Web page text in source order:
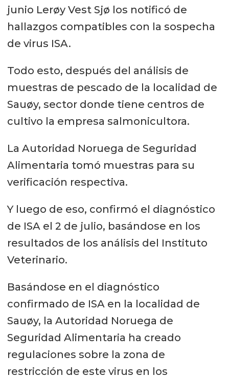
junio Lerøy Vest Sjø los notificó de
hallazgos compatibles con la sospecha
de virus ISA.
Todo esto, después del análisis de
muestras de pescado de la localidad de
Sauøy, sector donde tiene centros de
cultivo la empresa salmonicultora.
La Autoridad Noruega de Seguridad
Alimentaria tomó muestras para su
verificación respectiva.
Y luego de eso, confirmó el diagnóstico
de ISA el 2 de julio, basándose en los
resultados de los análisis del Instituto
Veterinario.
Basándose en el diagnóstico
confirmado de ISA en la localidad de
Sauøy, la Autoridad Noruega de
Seguridad Alimentaria ha creado
regulaciones sobre la zona de
restricción de este virus en los